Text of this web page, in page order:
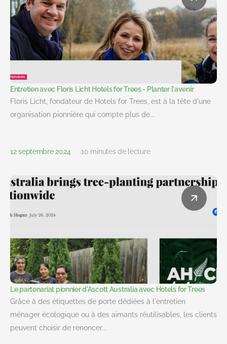
Entretien avec Floris Licht Hotels for Trees - Planter l'avenir
Floris Licht, fondateur de Hotels for Trees, est à la tête d'une
organisation pionnière qui compte plus de...
12 septembre 2024 10 minutes de lecture
Le partenariat pionnier d'Ascott Australia avec Hotels for Trees
Grâce à des étiquettes de porte dédiées à l'entretien
ménager écologique ou à des aimants réutilisables, les clients
peuvent choisir de renoncer...